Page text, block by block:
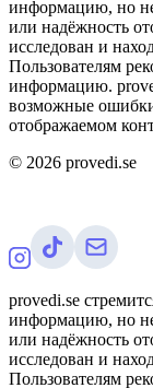
информацию, но
или надёжность
исследован и
Пользователям
информацию.
возможные
отображаемом
© 2026 provedi.se
provedi.se
информацию, но
или надёжность
исследован и
Пользователям